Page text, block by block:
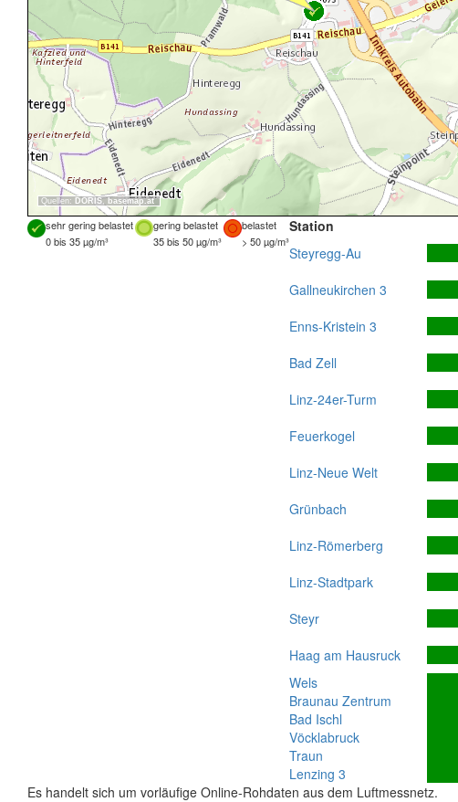
Quellen: DORIS, basemap.at
sehr gering belastet gering belastet
belastet
0 bis 35 µg/m³
35 bis 50 µg/m³ > 50 µg/m³
Station
Steyregg-Au
Gallneukirchen 3
Enns-Kristein 3
Bad Zell
Linz-24er-Turm
Feuerkogel
Linz-Neue Welt
Grünbach
Linz-Römerberg
Linz-Stadtpark
Steyr
Haag am Hausruck
Wels
Braunau Zentrum
Bad Ischl
Vöcklabruck
Traun
Lenzing 3
Es handelt sich um vorläufige Online-Rohdaten aus dem Luftmessnetz.